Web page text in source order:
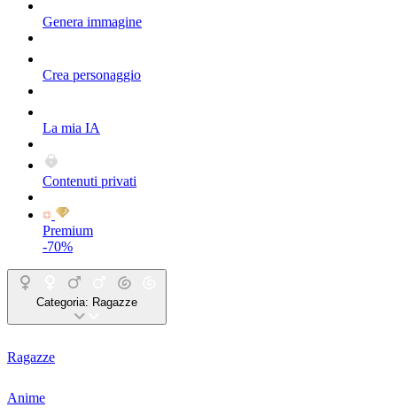
Genera immagine
Crea personaggio
La mia IA
Contenuti privati
Premium
-70%
Categoria: Ragazze
Ragazze
Anime